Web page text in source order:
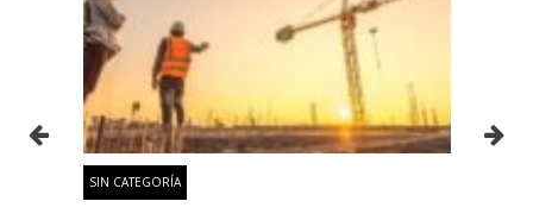
SIN CATEGORÍA